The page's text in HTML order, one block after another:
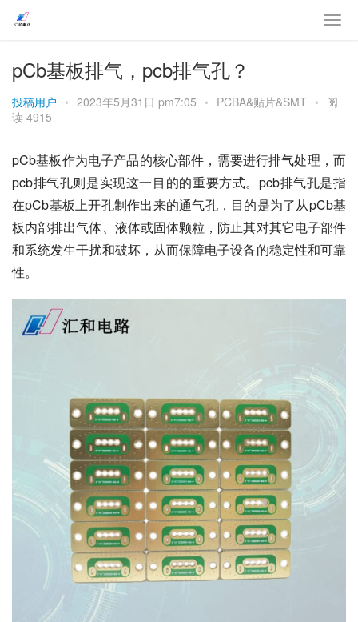
pCb基板排气，pcb排气孔？
投稿用户 • 2023年5月31日 pm7:05 • PCBA&贴片&SMT • 阅
读 4915
pCb基板作为电子产品的核心部件，需要进行排气处理，而
pcb排气孔则是实现这一目的的重要方式。pcb排气孔是指
在pCb基板上开孔制作出来的通气孔，目的是为了从pCb基
板内部排出气体、液体或固体颗粒，防止其对其它电子部件
和系统发生干扰和破坏，从而保障电子设备的稳定性和可靠
性。